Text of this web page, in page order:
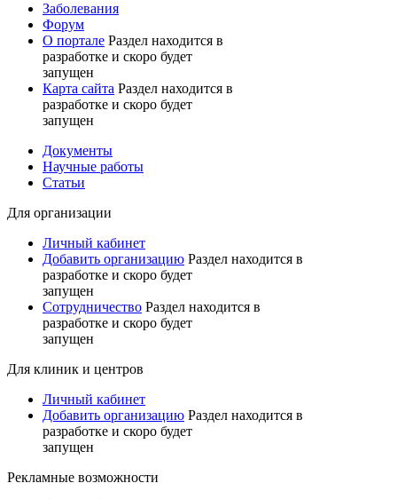
Заболевания
Форум
О портале Раздел находится в
разработке и скоро будет
запущен
Карта сайта Раздел находится в
разработке и скоро будет
запущен
Документы
Научные работы
Статьи
Для организации
Личный кабинет
Добавить организацию Раздел находится в
разработке и скоро будет
запущен
Сотрудничество Раздел находится в
разработке и скоро будет
запущен
Для клиник и центров
Личный кабинет
Добавить организацию Раздел находится в
разработке и скоро будет
запущен
Рекламные возможности